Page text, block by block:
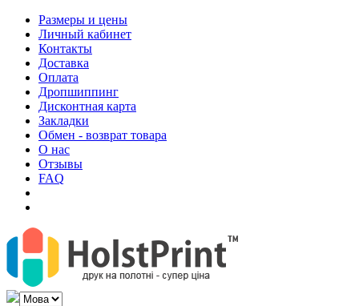
Размеры и цены
Личный кабинет
Контакты
Доставка
Оплата
Дропшиппинг
Дисконтная карта
Закладки
Обмен - возврат товара
О нас
Отзывы
FAQ